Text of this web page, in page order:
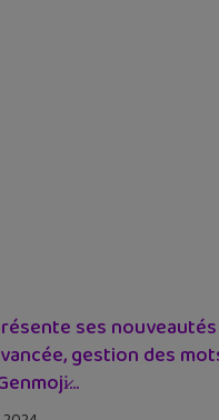
ses nouveautés
gestion des